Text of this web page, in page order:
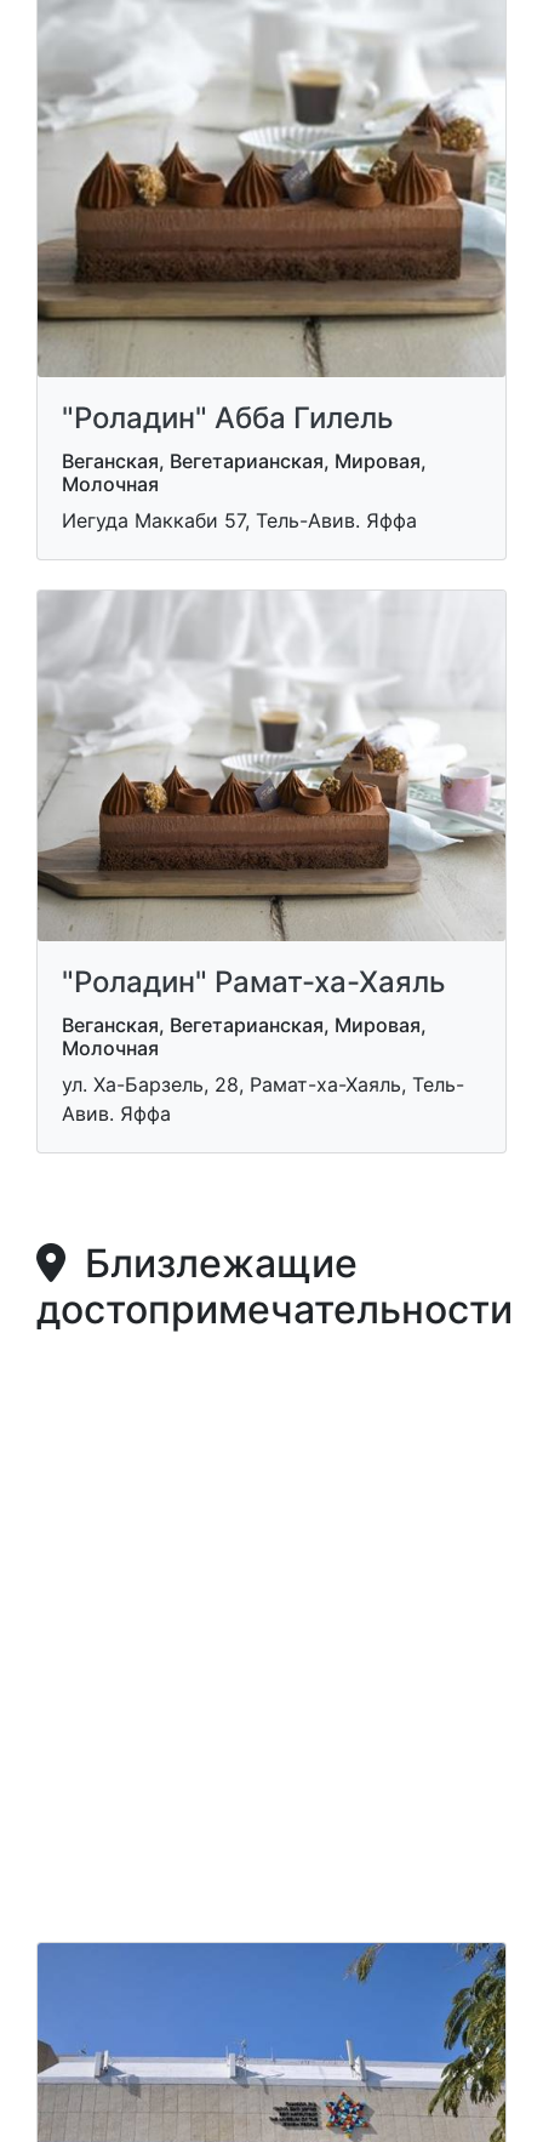
"Роладин" Абба Гилель
Веганская, Вегетарианская, Мировая,
Молочная
Иегуда Маккаби 57, Тель-Авив. Яффа
"Роладин" Рамат-ха-Хаяль
Веганская, Вегетарианская, Мировая,
Молочная
ул. Ха-Барзель, 28, Рамат-ха-Хаяль, Тель-
Авив. Яффа
Близлежащие
достопримечательности